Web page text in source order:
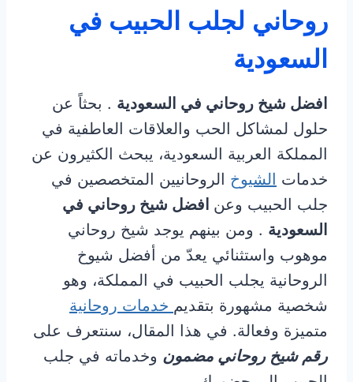
روحاني لجلب الحبيب في
السعودية
افضل شيخ روحاني في السعودية . بحثاً عن
حلول لمشاكل الحب والعلاقات العاطفية في
المملكة العربية السعودية، يبحث الكثيرون عن
خدمات الشيوخ الروحانيين المتخصصين في
جلب الحبيب وعن افضل شيخ روحاني في
السعودية . ومن بينهم يوجد شيخ روحاني
موهوب واستثنائي يعدّ من أفضل شيوخ
الروحانية يجلب الحبيب في المملكة، وهو
شخصية مشهورة بتقديم خدمات روحانية
متميزة وفعالة. في هذا المقال، سنتعرف على
رقم شيخ روحاني مضمون وخدماته في جلب